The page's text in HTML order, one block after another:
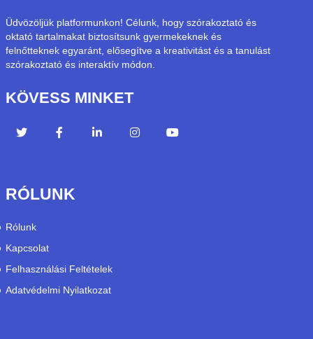
Üdvözöljük platformunkon! Célunk, hogy szórakoztató és
oktató tartalmakat biztosítsunk gyermekeknek és
felnőtteknek egyaránt, elősegítve a kreativitást és a tanulást
szórakoztató és interaktív módon.
KÖVESS MINKET
RÓLUNK
Rólunk
Kapcsolat
Felhasználási Feltételek
Adatvédelmi Nyilatkozat